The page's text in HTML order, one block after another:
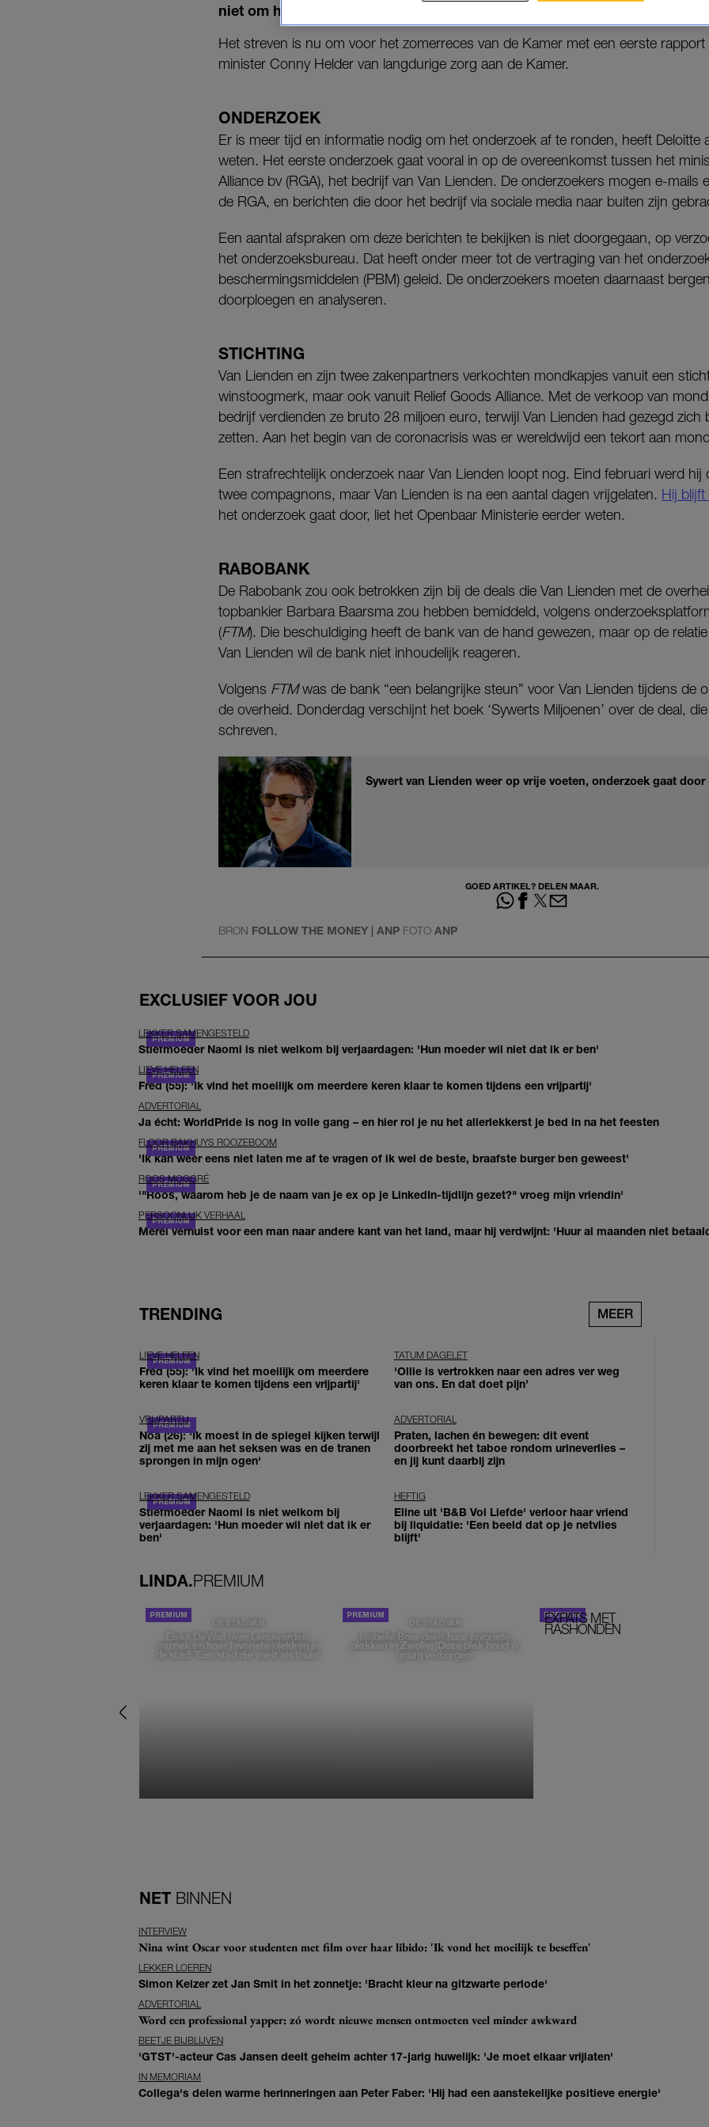
niet om het onderzoek voor mei af te ronden.
Het streven is nu om voor het zomerreces van de Kamer met een eerste
minister Conny Helder van langdurige zorg aan de Kamer.
ONDERZOEK
Er is meer tijd en informatie nodig om het onderzoek af te ronden, heeft Deloitte
weten. Het eerste onderzoek gaat vooral in op de overeenkomst tussen het
Alliance bv (RGA), het bedrijf van Van Lienden. De onderzoekers mogen e-mails
de RGA, en berichten die door het bedrijf via sociale media naar buiten zijn
Een aantal afspraken om deze berichten te bekijken is niet doorgegaan, op
het onderzoeksbureau. Dat heeft onder meer tot de vertraging van het
beschermingsmiddelen (PBM) geleid. De onderzoekers moeten daarnaast
doorploegen en analyseren.
STICHTING
Van Lienden en zijn twee zakenpartners verkochten mondkapjes vanuit een
winstoogmerk, maar ook vanuit Relief Goods Alliance. Met de verkoop van
bedrijf verdienden ze bruto 28 miljoen euro, terwijl Van Lienden had gezegd zich
zetten. Aan het begin van de coronacrisis was er wereldwijd een tekort aan
Een strafrechtelijk onderzoek naar Van Lienden loopt nog. Eind februari werd hij
twee compagnons, maar Van Lienden is na een aantal dagen vrijgelaten. Hij
het onderzoek gaat door, liet het Openbaar Ministerie eerder weten.
RABOBANK
De Rabobank zou ook betrokken zijn bij de deals die Van Lienden met de
topbankier Barbara Baarsma zou hebben bemiddeld, volgens
(FTM). Die beschuldiging heeft de bank van de hand gewezen, maar op de
Van Lienden wil de bank niet inhoudelijk reageren.
Volgens FTMwas de bank “een belangrijke steun” voor Van Lienden tijdens de
de overheid. Donderdag verschijnt het boek ‘Sywerts Miljoenen’ over de deal,
schreven.
Sywert van Lienden weer op vrije voeten, onderzoek gaat door
GOED ARTIKEL? DELEN MAAR.
BRON FOLLOW THE MONEY | ANP FOTO ANP
EXCLUSIEF VOOR JOU
LEKKER SAMENGESTELD
Stiefmoeder Naomi is niet welkom bij verjaardagen: 'Hun moeder wil niet dat ik er ben'
LIEVE HELEEN
Fred (55): 'Ik vind het moeilijk om meerdere keren klaar te komen tijdens een vrijpartij'
ADVERTORIAL
Ja écht: WorldPride is nog in volle gang – en hier rol je nu het allerlekkerst je bed in na het feesten
FLOOR BAKHUYS ROOZEBOOM
'Ik kan weer eens niet laten me af te vragen of ik wel de beste, braafste burger ben geweest'
ROOS MOGGRÉ
'"Roos, waarom heb je de naam van je ex op je LinkedIn-tijdlijn gezet?" vroeg mijn vriendin'
PERSOONLIJK VERHAAL
Merel verhuist voor een man naar andere kant van het land, maar hij verdwijnt: 'Huur al maanden niet
TRENDING MEER
LIEVE HELEEN
Fred (55): 'Ik vind het moeilijk om meerdere
keren klaar te komen tijdens een vrijpartij'
TATUM DAGELET
'Ollie is vertrokken naar een adres ver weg
van ons. En dat doet pijn’
VRIJPARTIJ
Noa (26): 'Ik moest in de spiegel kijken terwijl
zij met me aan het seksen was en de tranen
sprongen in mijn ogen'
ADVERTORIAL
Praten, lachen én bewegen: dit event
doorbreekt het taboe rondom urineverlies –
en jij kunt daarbij zijn
LEKKER SAMENGESTELD
Stiefmoeder Naomi is niet welkom bij
verjaardagen: 'Hun moeder wil niet dat ik er
ben'
HEFTIG
Eline uit 'B&B Vol Liefde' verloor haar vriend
bij liquidatie: 'Een beeld dat op je netvlies
blijft'
LINDA.PREMIUM
DE STAD VAN
Elske DeWall over Leeuwarden,
muziek en haar favoriete plekken in
de stad: 'Een stad die voelt als thuis'
DE STAD VAN
Isabelle Boer deelt haar favoriete
plekken in Zwolle: 'Deze plek houd ik
graag verborgen'
EXPATS MET
RASHONDEN
NET BINNEN
INTERVIEW
Nina wint Oscar voor studenten met film over haar libido: 'Ik vond het moeilijk te beseffen'
LEKKER LOEREN
Simon Keizer zet Jan Smit in het zonnetje: 'Bracht kleur na gitzwarte periode'
ADVERTORIAL
Word een professional yapper: zó wordt nieuwe mensen ontmoeten veel minder awkward
BEETJE BIJBLIJVEN
'GTST'-acteur Cas Jansen deelt geheim achter 17-jarig huwelijk: 'Je moet elkaar vrijlaten'
IN MEMORIAM
Collega's delen warme herinneringen aan Peter Faber: 'Hij had een aanstekelijke positieve energie'